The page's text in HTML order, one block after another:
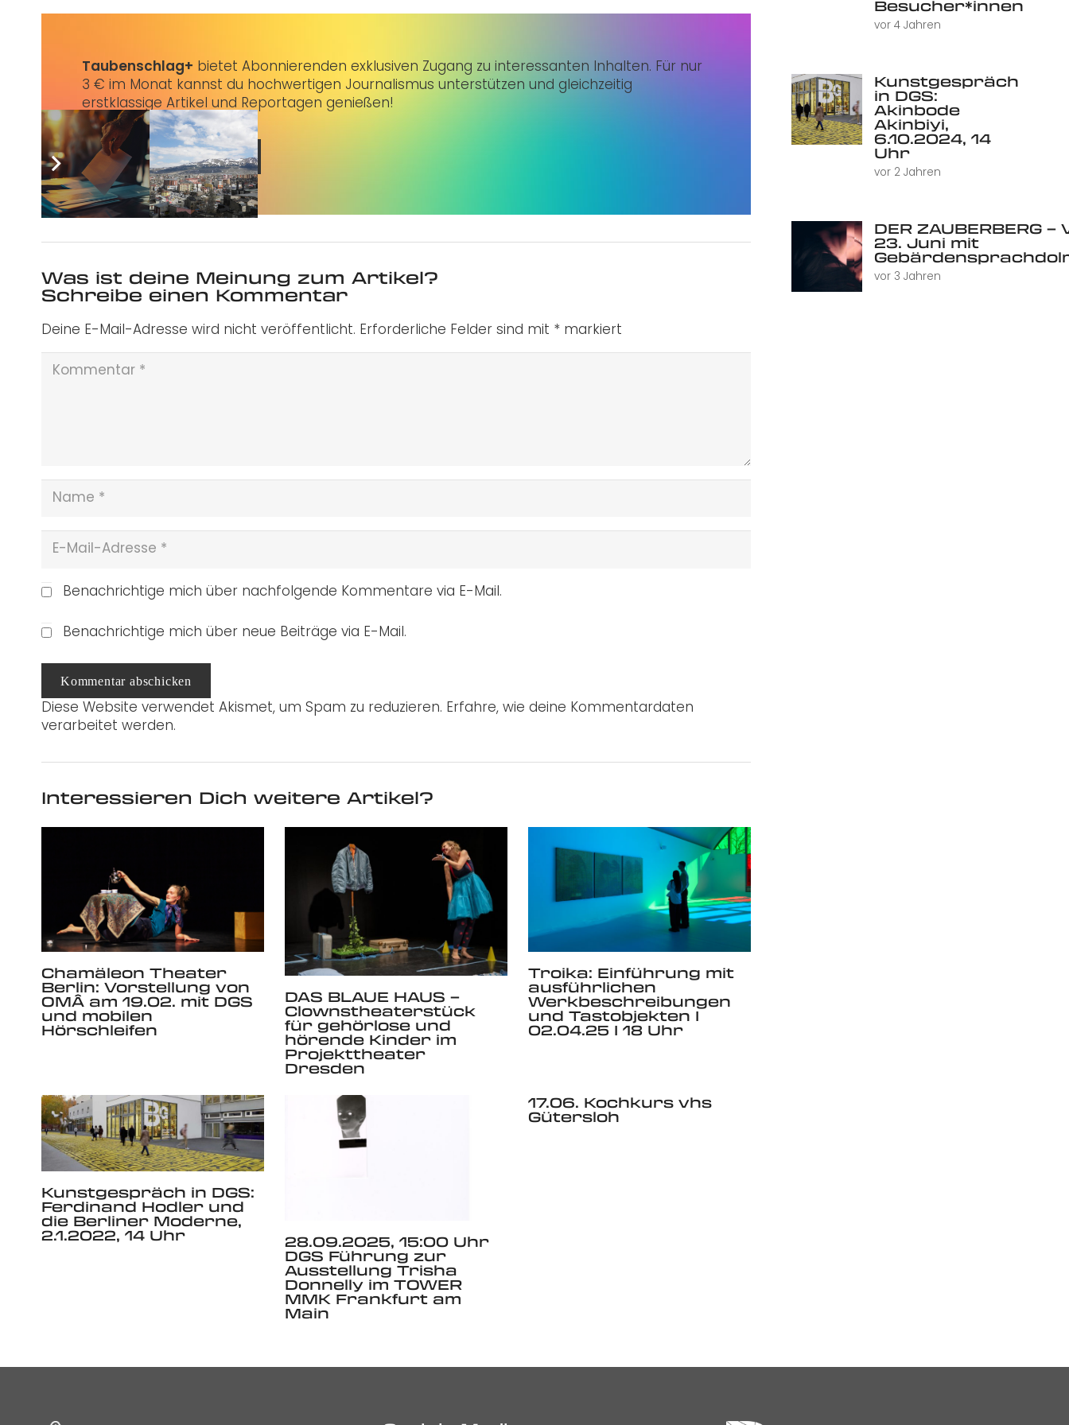
Taubenschlag+ bietet Abonnierenden exklusiven Zugang zu interessanten Inhalten. Für nur
3 € im Monat kannst du hochwertigen Journalismus unterstützen und gleichzeitig
erstklassige Artikel und Reportagen genießen!
Jetzt abonnieren
Was ist deine Meinung zum Artikel?
Schreibe einen Kommentar
Deine E-Mail-Adresse wird nicht veröffentlicht. Erforderliche Felder sind mit * markiert
Benachrichtige mich über nachfolgende Kommentare via E-Mail.
Benachrichtige mich über neue Beiträge via E-Mail.
Kommentar abschicken
Diese Website verwendet Akismet, um Spam zu reduzieren. Erfahre, wie deine Kommentardaten
verarbeitet werden.
Interessieren Dich weitere Artikel?
Chamäleon Theater
Berlin: Vorstellung von
OMÂ am 19.02. mit DGS
und mobilen
Hörschleifen
DAS BLAUE HAUS –
Clownstheaterstück
für gehörlose und
hörende Kinder im
Projekttheater
Dresden
Troika: Einführung mit
ausführlichen
Werkbeschreibungen
und Tastobjekten I
02.04.25 I 18 Uhr
Kunstgespräch in DGS:
Ferdinand Hodler und
die Berliner Moderne,
2.1.2022, 14 Uhr 28.09.2025, 15:00 Uhr
DGS Führung zur
Ausstellung Trisha
Donnelly im TOWER
MMK Frankfurt am
Main
17.06. Kochkurs vhs
Gütersloh
Besucher*innen
vor 4 Jahren
Kunstgespräch
in DGS:
Akinbode
Akinbiyi,
6.10.2024, 14
Uhr
vor 2 Jahren
DER ZAUBERBERG
23. Juni mit
vor 3 Jahren